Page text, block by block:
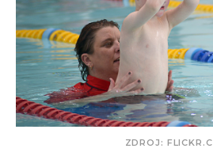
ZDROJ: